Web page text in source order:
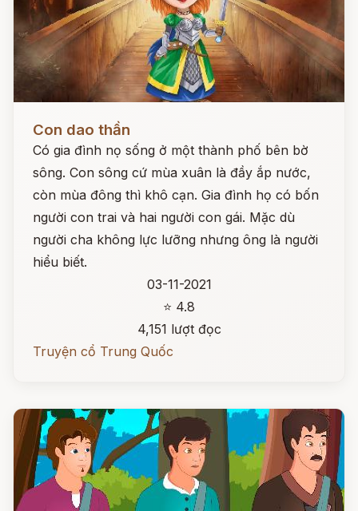
Con dao thần
Có gia đình nọ sống ở một thành phố bên bờ
sông. Con sông cứ mùa xuân là đầy ắp nước,
còn mùa đông thì khô cạn. Gia đình họ có bốn
người con trai và hai người con gái. Mặc dù
người cha không lực lưỡng nhưng ông là người
hiểu biết.
03-11-2021
⭐ 4.8
4,151 lượt đọc
Truyện cổ Trung Quốc